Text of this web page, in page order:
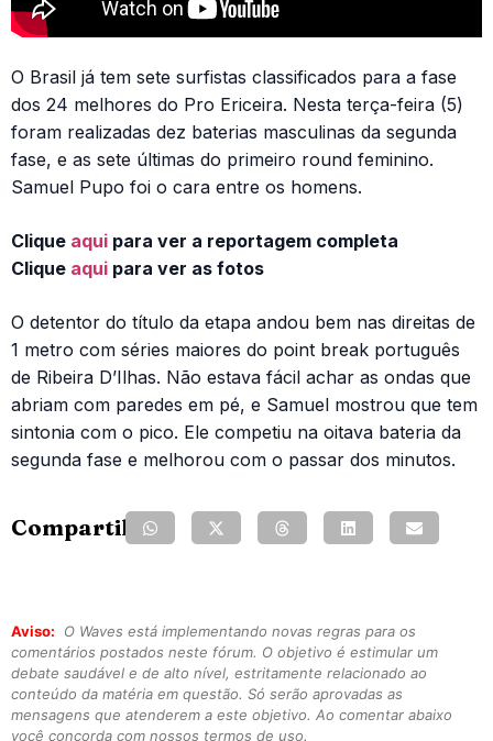
O Brasil já tem sete surfistas classificados para a fase
dos 24 melhores do Pro Ericeira. Nesta terça-feira (5)
foram realizadas dez baterias masculinas da segunda
fase, e as sete últimas do primeiro round feminino.
Samuel Pupo foi o cara entre os homens.
Clique aqui para ver a reportagem completa
Clique aqui para ver as fotos
O detentor do título da etapa andou bem nas direitas de
1 metro com séries maiores do point break português
de Ribeira D’Ilhas. Não estava fácil achar as ondas que
abriam com paredes em pé, e Samuel mostrou que tem
sintonia com o pico. Ele competiu na oitava bateria da
segunda fase e melhorou com o passar dos minutos.
Compartilhe:
Aviso:
O Waves está implementando novas regras para os
comentários postados neste fórum. O objetivo é estimular um
debate saudável e de alto nível, estritamente relacionado ao
conteúdo da matéria em questão. Só serão aprovadas as
mensagens que atenderem a este objetivo. Ao comentar abaixo
você concorda com nossos termos de uso.